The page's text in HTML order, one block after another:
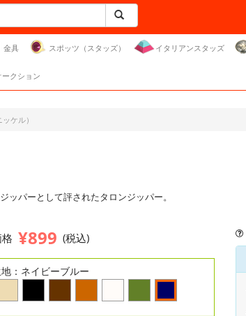
金具 スポッツ（スタッズ） イタリアンスタッズ
ークション
ケル）
パーとして評されたタロンジッパー。
¥899 (税込)
：ネイビーブルー